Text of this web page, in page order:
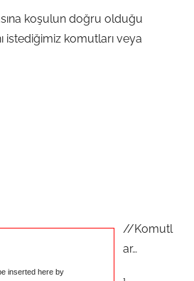
koşulun doğru olduğu
istediğimiz komutları veya
inserted here by
//Komutl
ar…